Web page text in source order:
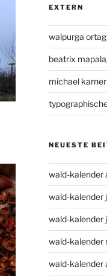
EXTERN
walpurga
beatrix
michael
NEUESTE
wald-kalender
wald-kalender
wald-kalender
wald-kalender
wald-kalender